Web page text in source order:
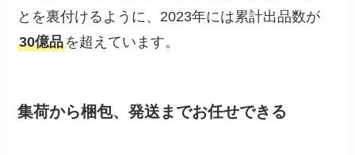
とを裏付けるように、2023年には累計出品数が
30億品を超えています。
集荷から梱包、発送までお任せできる